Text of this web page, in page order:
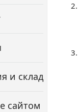
и склад
сайтом